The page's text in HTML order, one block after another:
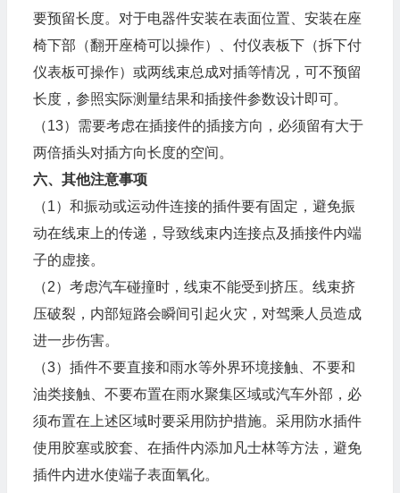
要预留长度。对于电器件安装在表面位置、安装在座
椅下部（翻开座椅可以操作）、付仪表板下（拆下付
仪表板可操作）或两线束总成对插等情况，可不预留
长度，参照实际测量结果和插接件参数设计即可。
（13）需要考虑在插接件的插接方向，必须留有大于
两倍插头对插方向长度的空间。
六、其他注意事项
（1）和振动或运动件连接的插件要有固定，避免振
动在线束上的传递，导致线束内连接点及插接件内端
子的虚接。
（2）考虑汽车碰撞时，线束不能受到挤压。线束挤
压破裂，内部短路会瞬间引起火灾，对驾乘人员造成
进一步伤害。
（3）插件不要直接和雨水等外界环境接触、不要和
油类接触、不要布置在雨水聚集区域或汽车外部，必
须布置在上述区域时要采用防护措施。采用防水插件
使用胶塞或胶套、在插件内添加凡士林等方法，避免
插件内进水使端子表面氧化。